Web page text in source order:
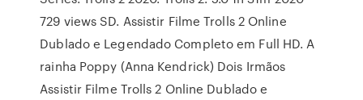
729 views SD. Assistir Filme Trolls 2 Online
Dublado e Legendado Completo em Full HD. A
rainha Poppy (Anna Kendrick) Dois Irmãos
Assistir Filme Trolls 2 Online Dublado e